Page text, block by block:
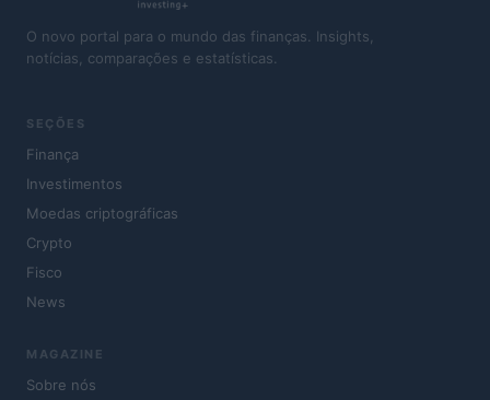
O novo portal para o mundo das finanças. Insights,
notícias, comparações e estatísticas.
SEÇÕES
Finança
Investimentos
Moedas criptográficas
Crypto
Fisco
News
MAGAZINE
Sobre nós